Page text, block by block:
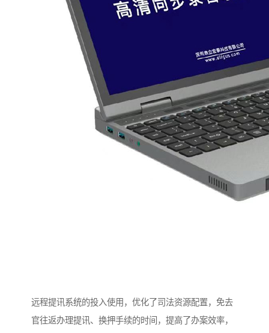
远程提讯系统的投入使用，优化了司法资源配置，免去
官往返办理提讯、换押手续的时间，提高了办案效率，